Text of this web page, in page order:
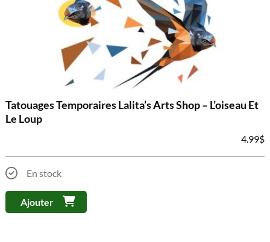
Tatouages Temporaires Lalita’s Arts Shop – L’oiseau Et
Le Loup
4.99$
En stock
Ajouter